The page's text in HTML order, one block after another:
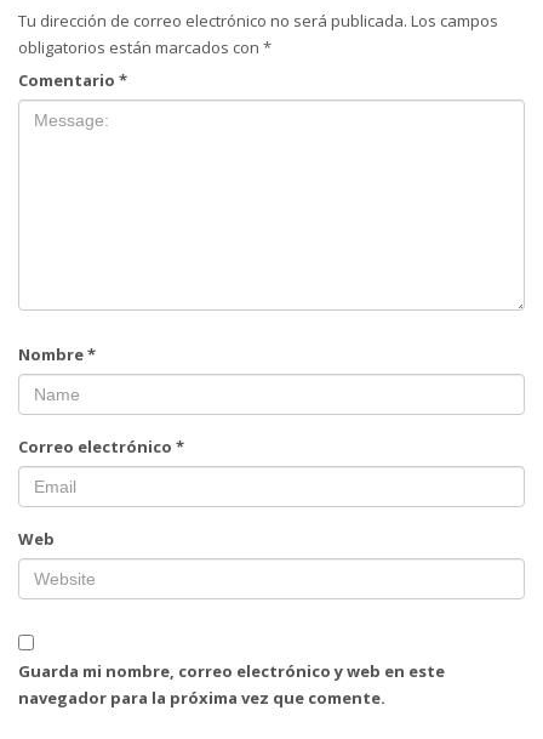
Tu dirección de correo electrónico no será publicada. Los campos
obligatorios están marcados con *
Comentario *
Nombre*
Correo electrónico *
Web
Guarda mi nombre, correo electrónico y web en este
navegador para la próxima vez que comente.